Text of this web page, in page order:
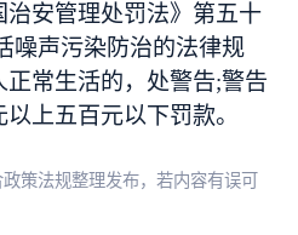
治安管理处罚法》第五十
噪声污染防治的法律规
常生活的，处警告;警告
上五百元以下罚款。
策法规整理发布，若内容有误可